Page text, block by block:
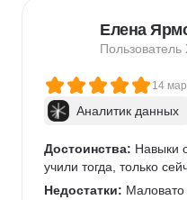
Елена
Пользователь
14
Аналитик данных
Достоинства: Навыки
учили тогда, только
Недостатки: Маловато